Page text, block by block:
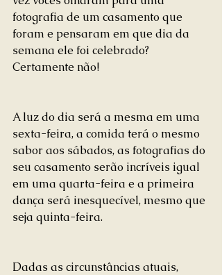
fotografia de um casamento que
foram e pensaram em que dia da
semana ele foi celebrado?
Certamente não!
A luz do dia será a mesma em uma
sexta-feira, a comida terá o mesmo
sabor aos sábados, as fotografias do
seu casamento serão incríveis igual
em uma quarta-feira e a primeira
dança será inesquecível, mesmo que
seja quinta-feira.
Dadas as circunstâncias atuais,